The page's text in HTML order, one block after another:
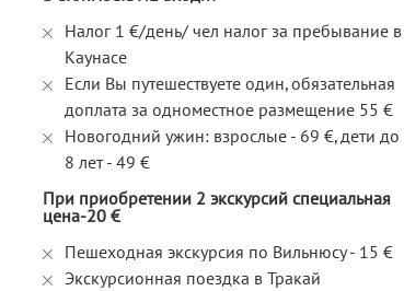
Налог 1 €/день/ чел налог за пребывание в
Каунасе
Если Вы путешествуете один, обязательная
доплата за одноместное размещение 55 €
Новогодний ужин: взрослые - 69 €, дети до
8 лет - 49 €
При приобретении 2 экскурсий специальная
цена-20 €
Пешеходная экскурсия по Вильнюсу - 15 €
Экскурсионная поездка в Тракай